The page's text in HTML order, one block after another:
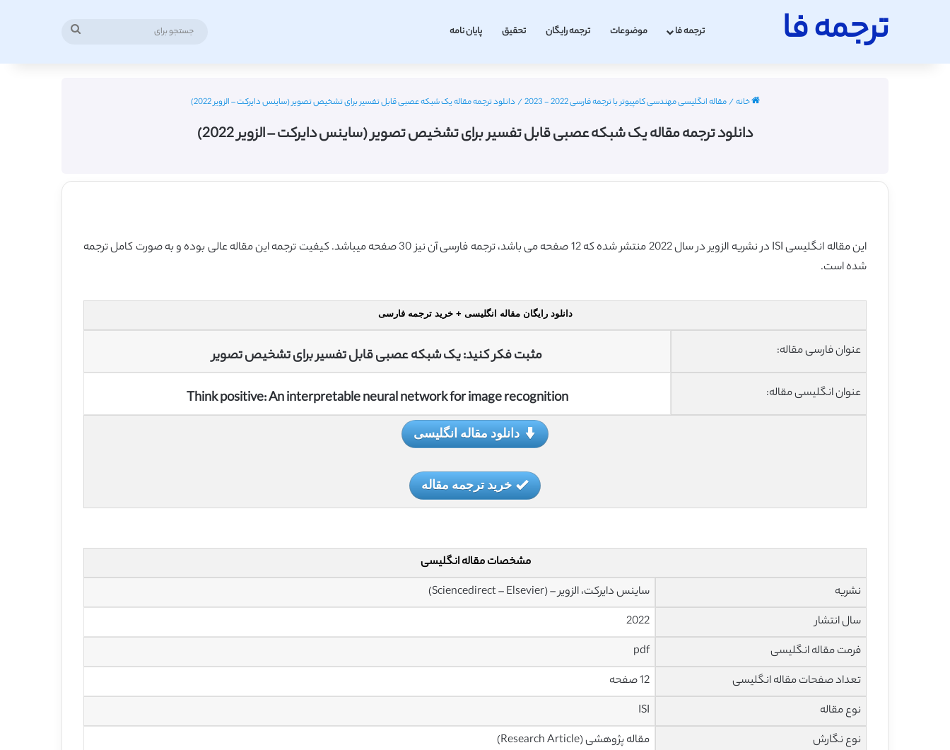
ترجمه فا ترجمه فا موضوعات ترجمه رایگان تحقیق پایان نامه
خانه/مقاله انگلیسی مهندسی کامپیوتر با ترجمه فارسی 2022 - 2023 / دانلود ترجمه مقاله یک شبکه عصبی قابل تفسیر برای تشخیص تصویر (ساینس دایرکت – الزویر 2022)
دانلود ترجمه مقاله یک شبکه عصبی قابل تفسیر برای تشخیص تصویر (ساینس دایرکت – الزویر 2022)
این مقاله انگلیسی ISI در نشریه الزویر در سال 2022 منتشر شده که 12 صفحه می باشد، ترجمه فارسی آن نیز 30 صفحه میباشد. کیفیت ترجمه این مقاله عالی بوده و به صورت کامل ترجمه
شده است.
دانلود رایگان مقاله انگلیسی + خرید ترجمه فارسی
عنوان فارسی مقاله: مثبت فکر کنید: یک شبکه عصبی قابل تفسیر برای تشخیص تصویر
عنوان انگلیسی مقاله: Think positive: An interpretable neural network for image recognition
دانلود مقاله انگلیسی
خرید ترجمه مقاله
مشخصات مقاله انگلیسی
نشریه
ساینس دایرکت، الزویر – (Sciencedirect – Elsevier)
سال انتشار
2022
فرمت مقاله انگلیسی
pdf
تعداد صفحات مقاله انگلیسی
12 صفحه
نوع مقاله
ISI
نوع نگارش
مقاله پژوهشی (Research Article)